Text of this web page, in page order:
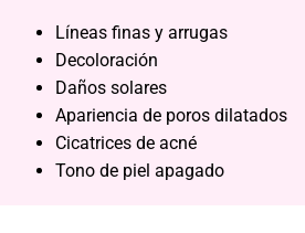
Líneas finas y arrugas
Decoloración
Daños solares
Apariencia de poros dilatados
Cicatrices de acné
Tono de piel apagado